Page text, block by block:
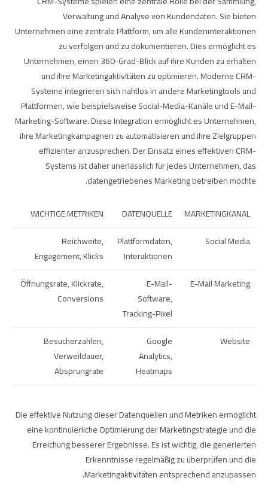
Verwaltung und Analyse von Kundendaten. Sie bieten
Unternehmen eine zentrale Plattform, um alle Kundeninteraktionen
zu verfolgen und zu dokumentieren. Dies ermöglicht es
Unternehmen, einen 360-Grad-Blick auf ihre Kunden zu erhalten
und ihre Marketingaktivitäten zu optimieren. Moderne CRM-
Systeme integrieren sich nahtlos in andere Marketingtools und
Plattformen, wie beispielsweise Social-Media-Kanäle und E-Mail-
Marketing-Software. Diese Integration ermöglicht es Unternehmen,
ihre Marketingkampagnen zu automatisieren und ihre Zielgruppen
effizienter anzusprechen. Der Einsatz eines effektiven CRM-
Systems ist daher unerlässlich für jedes Unternehmen, das
datengetriebenes Marketing betreiben möchte.
MARKETINGKANAL
DATENQUELLE
WICHTIGE METRIKEN
Social Media
Plattformdaten,
Interaktionen
Reichweite,
Engagement, Klicks
E-Mail Marketing
E-Mail-
Software,
Tracking-Pixel
Öffnungsrate, Klickrate,
Conversions
Website
Google
Analytics,
Heatmaps
Besucherzahlen,
Verweildauer,
Absprungrate
Die effektive Nutzung dieser Datenquellen und Metriken ermöglicht
eine kontinuierliche Optimierung der Marketingstrategie und die
Erreichung besserer Ergebnisse. Es ist wichtig, die generierten
Erkenntnisse regelmäßig zu überprüfen und die
Marketingaktivitäten entsprechend anzupassen.